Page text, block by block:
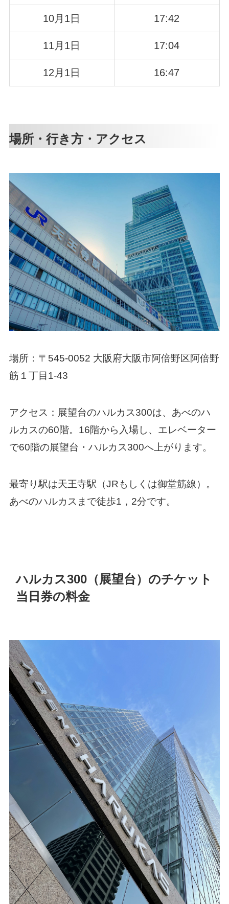
10月1日 17:42
11月1日 17:04
12月1日 16:47
場所・行き方・アクセス
場所：〒545-0052 大阪府大阪市阿倍野区阿倍野
筋１丁目1-43
アクセス：展望台のハルカス300は、あべのハ
ルカスの60階。16階から入場し、エレベーター
で60階の展望台・ハルカス300へ上がります。
最寄り駅は天王寺駅（JRもしくは御堂筋線）。
あべのハルカスまで徒歩1，2分です。
ハルカス300（展望台）のチケット
当日券の料金